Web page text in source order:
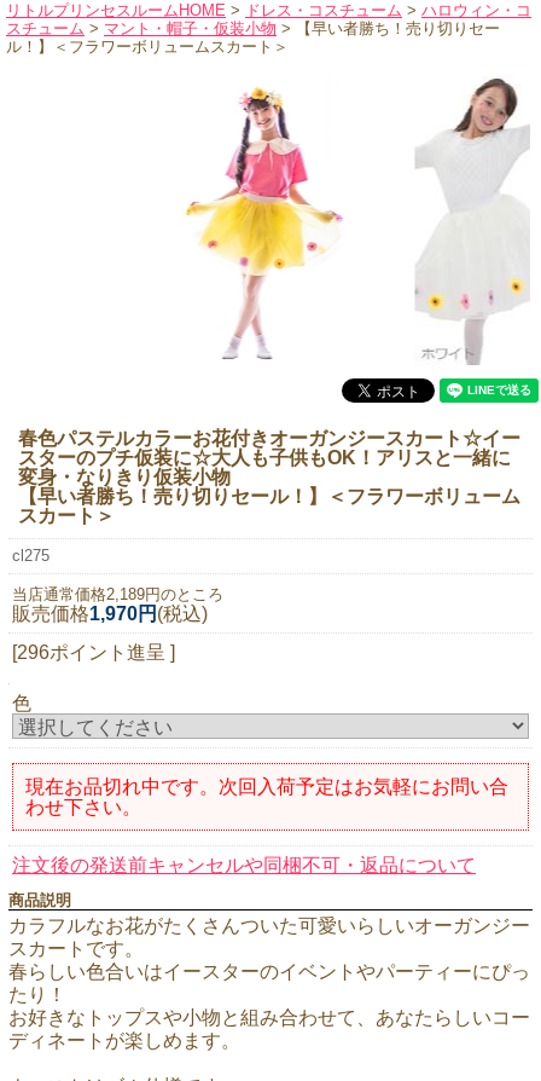
リトルプリンセスルームHOME > ドレス・コスチューム > ハロウィン・コ
スチューム > マント・帽子・仮装小物 > 【早い者勝ち！売り切りセー
ル！】＜フラワーボリュームスカート＞
春色パステルカラーお花付きオーガンジースカート☆イー
スターのプチ仮装に☆大人も子供もOK！アリスと一緒に
変身・なりきり仮装小物
【早い者勝ち！売り切りセール！】＜フラワーボリューム
スカート＞
cl275
当店通常価格2,189円のところ
販売価格1,970円 (税込)
[296ポイント進呈 ]
色
現在お品切れ中です。次回入荷予定はお気軽にお問い合
わせ下さい。
注文後の発送前キャンセルや同梱不可・返品について
商品説明
カラフルなお花がたくさんついた可愛いらしいオーガンジー
スカートです。
春らしい色合いはイースターのイベントやパーティーにぴっ
たり！
お好きなトップスや小物と組み合わせて、あなたらしいコー
ディネートが楽しめます。
アウトレット
ショッピングインフォメーション
会社概要
お支払・送料
返品・交換
サイズの測り方
ブログ
ニュースレター購読
マイページログイン
お問い合わせ
0120-221-040